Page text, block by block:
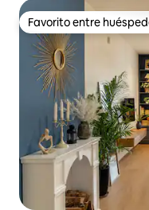
Favorito entre
Favorito entre